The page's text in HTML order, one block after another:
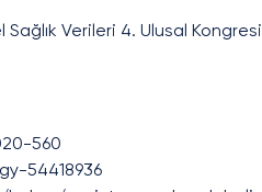
Sağlık Verileri 4. Ulusal
560
54418936